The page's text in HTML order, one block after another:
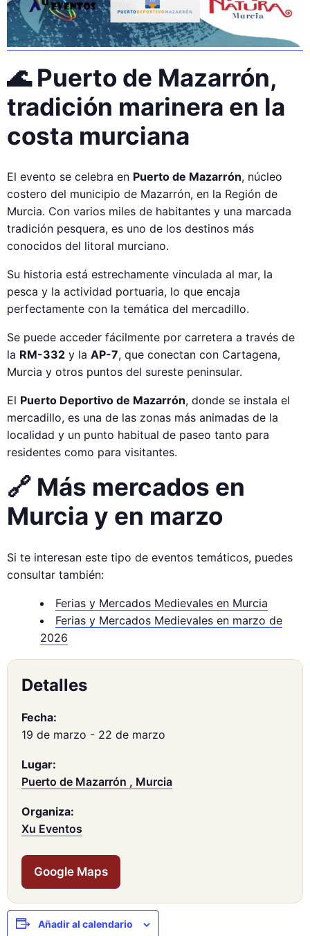
🌊 Puerto de Mazarrón,
tradición marinera en la
costa murciana
El evento se celebra en Puerto de Mazarrón, núcleo
costero del municipio de Mazarrón, en la Región de
Murcia. Con varios miles de habitantes y una marcada
tradición pesquera, es uno de los destinos más
conocidos del litoral murciano.
Su historia está estrechamente vinculada al mar, la
pesca y la actividad portuaria, lo que encaja
perfectamente con la temática del mercadillo.
Se puede acceder fácilmente por carretera a través de
la RM-332 y la AP-7, que conectan con Cartagena,
Murcia y otros puntos del sureste peninsular.
El Puerto Deportivo de Mazarrón, donde se instala el
mercadillo, es una de las zonas más animadas de la
localidad y un punto habitual de paseo tanto para
residentes como para visitantes.
🔗 Más mercados en
Murcia y en marzo
Si te interesan este tipo de eventos temáticos, puedes
consultar también:
Ferias y Mercados Medievales en Murcia
Ferias y Mercados Medievales en marzo de
2026
Detalles
Fecha:
19 de marzo - 22 de marzo
Lugar:
Puerto de Mazarrón , Murcia
Organiza:
Xu Eventos
Google Maps
Añadir al calendario